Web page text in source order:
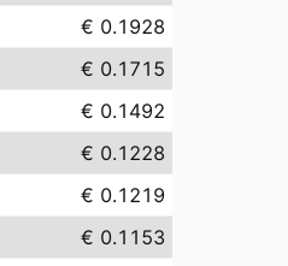
€ 0.1928
€ 0.1715
€ 0.1492
€ 0.1228
€ 0.1219
€ 0.1153